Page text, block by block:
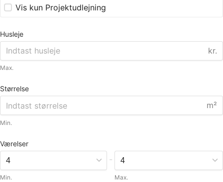
Vis kun Projektudlejning
Husleje
kr.
Max.
Størrelse
m²
Min.
Værelser
Min.
-
Max.